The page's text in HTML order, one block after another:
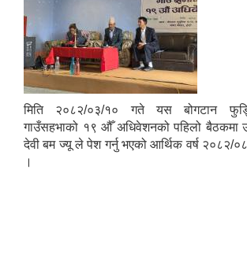
मिति २०८२/०३/१० गते यस बोगटान
गाउँसहभाको १९ औँ अधिवेशनको पहिलो बैठकमा
देवी बम ज्यू ले पेश गर्नु भएको आर्थिक वर्ष २०८२/
।